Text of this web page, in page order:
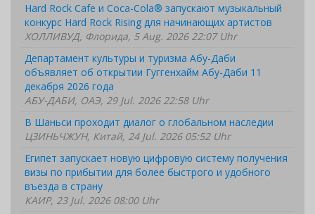
Hard Rock Cafe и Coca-Cola® запускают музыкальный
конкурс Hard Rock Rising для начинающих артистов
ХОЛЛИВУД, Флорида, 5 Aug. 2026 22:07 Uhr
Департамент культуры и туризма Абу-Даби
объявляет об открытии Гуггенхайм Абу-Даби 11
декабря 2026 года
АБУ-ДАБИ, ОАЭ, 29 Jul. 2026 22:58 Uhr
В Шаньси проходит диалог о глобальном наследии
ЦЗИНЬЧЖУН, Китай, 24 Jul. 2026 05:52 Uhr
Египет запускает новую цифровую систему получения
визы по прибытии для более быстрого и удобного
въезда в страну
КАИР, 23 Jul. 2026 08:00 Uhr